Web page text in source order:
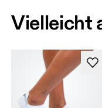
Vielleicht